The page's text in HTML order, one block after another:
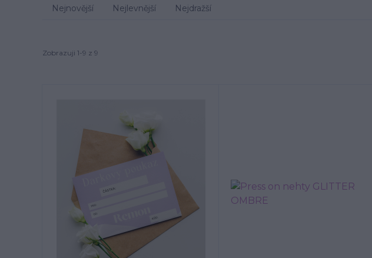
Nejnovější Nejlevnější Nejdražší
Zobrazuji 1-9 z 9